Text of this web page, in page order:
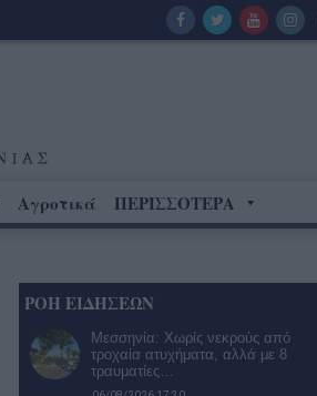
Αγροτικά ΠΕΡΙΣΣΟΤΕΡΑ
ΡΟΗ ΕΙΔΗΣΕΩΝ
Μεσσηνία: Χωρίς νεκρούς από
τροχαία ατυχήματα, αλλά με 8
τραυματίες…